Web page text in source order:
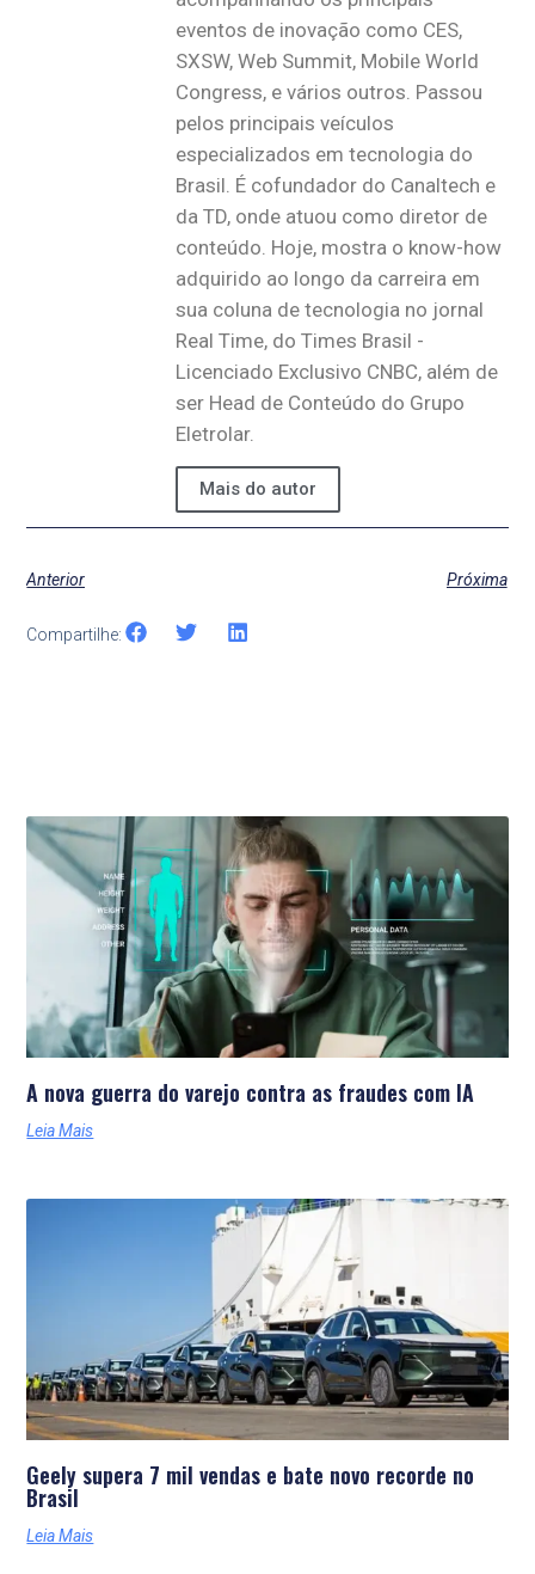
eventos de inovação como CES,
SXSW, Web Summit, Mobile World
Congress, e vários outros. Passou
pelos principais veículos
especializados em tecnologia do
Brasil. É cofundador do Canaltech e
da TD, onde atuou como diretor de
conteúdo. Hoje, mostra o know-how
adquirido ao longo da carreira em
sua coluna de tecnologia no jornal
Real Time, do Times Brasil -
Licenciado Exclusivo CNBC, além de
ser Head de Conteúdo do Grupo
Eletrolar.
Mais do autor
Anterior Próxima
Compartilhe:
Últimas Notícias
A nova guerra do varejo contra as fraudes com IA
Leia Mais
Geely supera 7 mil vendas e bate novo recorde no
Brasil
Leia Mais